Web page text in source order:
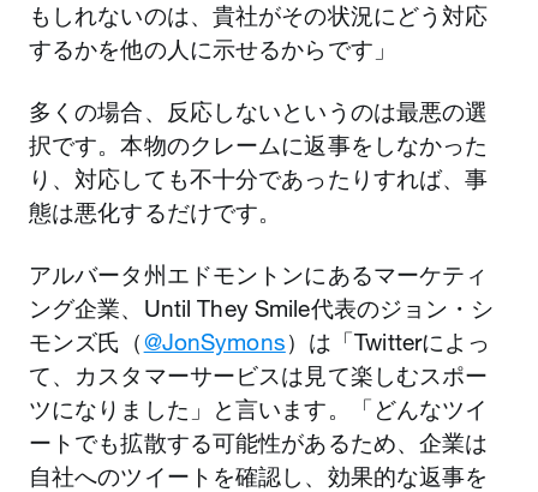
もしれないのは、貴社がその状況にどう対応
するかを他の人に示せるからです」
多くの場合、反応しないというのは最悪の選
択です。本物のクレームに返事をしなかった
り、対応しても不十分であったりすれば、事
態は悪化するだけです。
アルバータ州エドモントンにあるマーケティ
ング企業、Until They Smile代表のジョン・シ
モンズ氏（@JonSymons）は「Twitterによっ
て、カスタマーサービスは見て楽しむスポー
ツになりました」と言います。「どんなツイ
ートでも拡散する可能性があるため、企業は
自社へのツイートを確認し、効果的な返事を